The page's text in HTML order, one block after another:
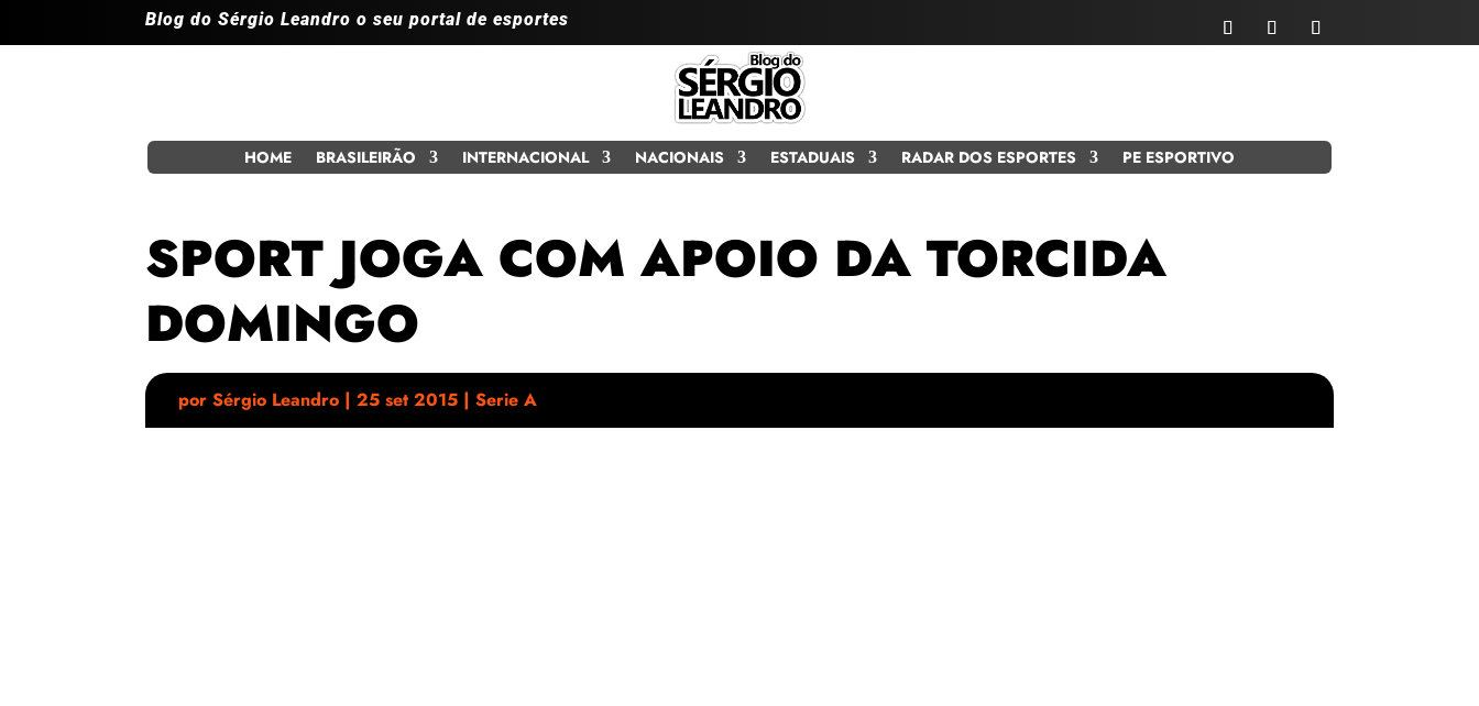
Blog do Sérgio Leandro o seu portal de esportes
HOME BRASILEIRÃO INTERNACIONAL NACIONAIS ESTADUAIS RADAR DOS ESPORTES PE ESPORTIVO
SPORT JOGA COM APOIO DA TORCIDA
DOMINGO
por Sérgio Leandro | 25 set 2015 | Serie A